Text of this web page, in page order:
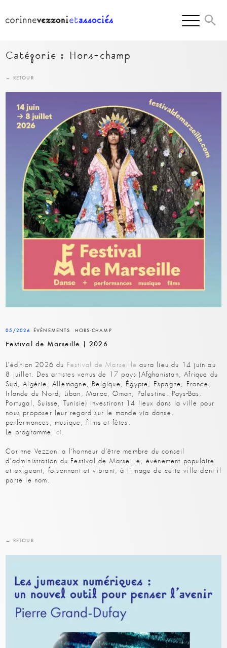
content
Catégorie : Hors-champ
← RETOUR
05/2026 ÉVÈNEMENTS HORS-CHAMP
Festival de Marseille | 2026
L’édition 2026 du Festival de Marseille aura lieu du 14 juin au
8 juillet. Des artistes venus de 17 pays (Afghanistan, Afrique du
Sud, Algérie, Allemagne, Belgique, Égypte, Espagne, France,
Irlande du Nord, Liban, Maroc, Oman, Palestine, Pays-Bas,
Portugal, Suisse, Tunisie) investiront 14 lieux dans la ville pour
nous proposer leur regard sur le monde via danse,
performances, musique, films et fêtes.
Le programme ici.
Corinne Vezzoni a l’honneur d’être membre du conseil
d’administration du Festival de Marseille, évènement populaire
et exigeant, foisonnant et vibrant, à l’image de cette ville dont il
porte le nom.
← RETOUR